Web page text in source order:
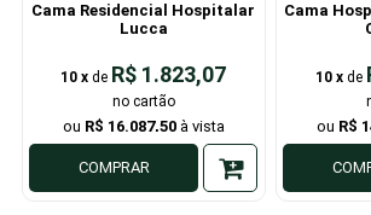
Cama Residencial Hospitalar
Lucca
10 x de R$ 1.823,07
R$ 16.087,50
COMPRAR
Cama
10 x de
R$